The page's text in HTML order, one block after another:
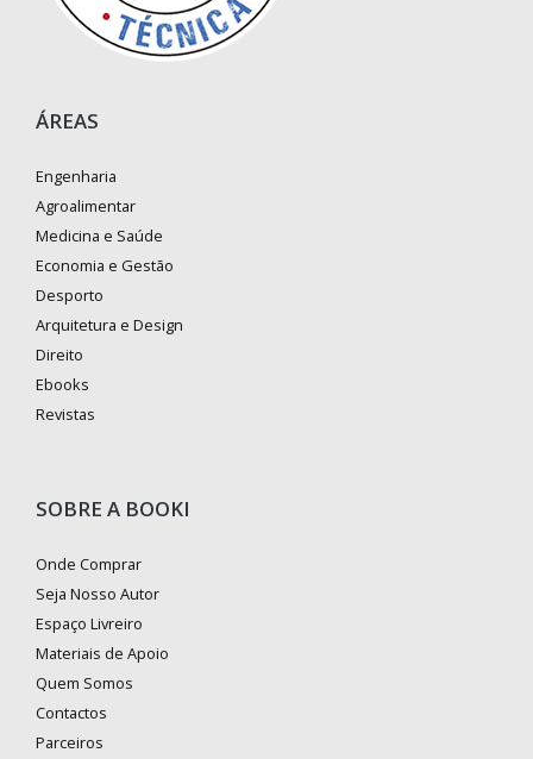
ÁREAS
Engenharia
Agroalimentar
Medicina e Saúde
Economia e Gestão
Desporto
Arquitetura e Design
Direito
Ebooks
Revistas
SOBRE A BOOKI
Onde Comprar
Seja Nosso Autor
Espaço Livreiro
Materiais de Apoio
Quem Somos
Contactos
Parceiros